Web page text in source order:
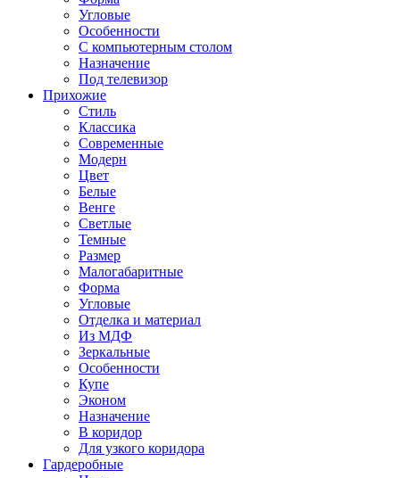
Угловые
Особенности
С компьютерным столом
Назначение
Под телевизор
Прихожие
Стиль
Классика
Современные
Модерн
Цвет
Белые
Венге
Светлые
Темные
Размер
Малогабаритные
Форма
Угловые
Отделка и материал
Из МДФ
Зеркальные
Особенности
Купе
Эконом
Назначение
В коридор
Для узкого коридора
Гардеробные